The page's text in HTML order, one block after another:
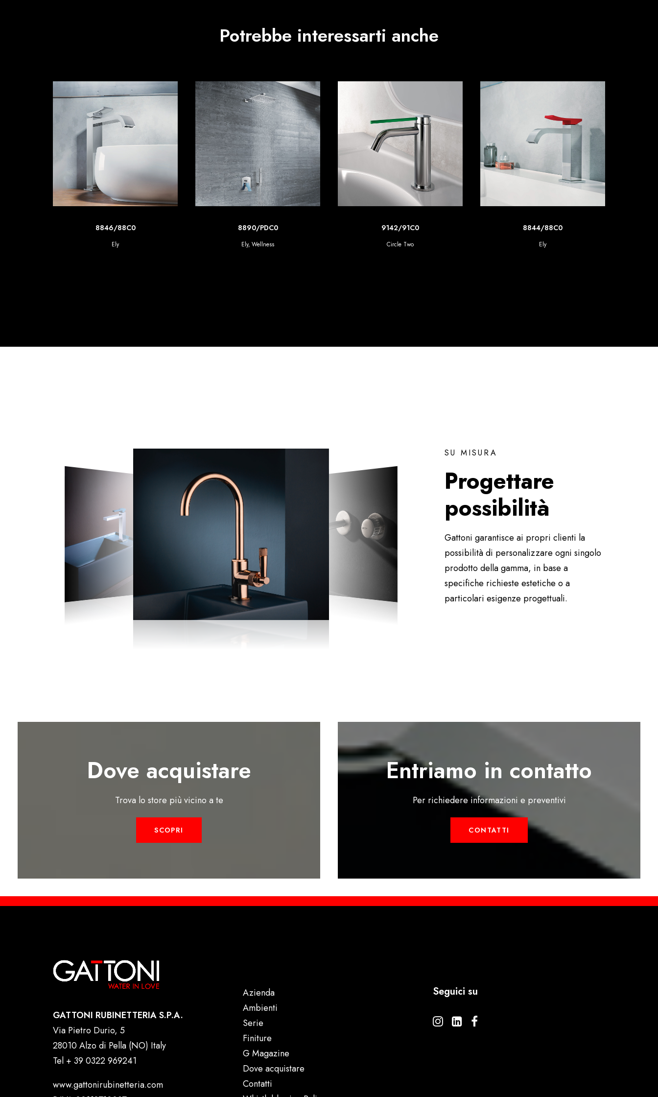
Potrebbe interessarti anche
SCOPRI DI PIU'
8846/88C0
Ely
SCOPRI DI PIU'
8890/PDC0
Ely, Wellness
SCOPRI DI PIU'
9142/91C0
Circle Two
SCOPRI DI PIU'
8844/88C0
Ely
SU MISURA
Progettare
possibilità
Gattoni garantisce ai propri clienti la
possibilità di personalizzare ogni singolo
prodotto della gamma, in base a
specifiche richieste estetiche o a
particolari esigenze progettuali.
Dove acquistare
Trova lo store più vicino a te
SCOPRI
Entriamo in contatto
Per richiedere informazioni e preventivi
CONTATTI
GATTONI RUBINETTERIA S.P.A.
Via Pietro Durio, 5
28010 Alzo di Pella (NO) Italy
Tel + 39 0322 969241
www.gattonirubinetteria.com
Azienda
Ambienti
Serie
Finiture
G Magazine
Dove acquistare
Contatti
Seguici su